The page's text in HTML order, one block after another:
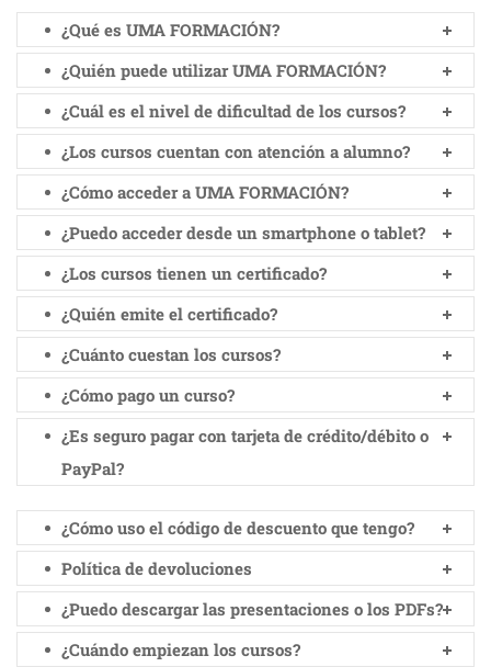
¿Qué es UMA FORMACIÓN?
¿Quién puede utilizar UMA FORMACIÓN?
¿Cuál es el nivel de dificultad de los cursos?
¿Los cursos cuentan con atención a alumno?
¿Cómo acceder a UMA FORMACIÓN?
¿Puedo acceder desde un smartphone o tablet?
¿Los cursos tienen un certificado?
¿Quién emite el certificado?
¿Cuánto cuestan los cursos?
¿Cómo pago un curso?
¿Es seguro pagar con tarjeta de crédito/débito o
PayPal?
¿Cómo uso el código de descuento que tengo?
Política de devoluciones
¿Puedo descargar las presentaciones o los PDFs?
¿Cuándo empiezan los cursos?